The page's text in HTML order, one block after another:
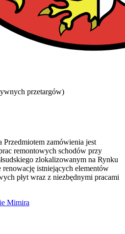
przetargów)
zamówienia jest
remontowych schodów przy
zlokalizowanym na Rynku
istniejących elementów
płyt wraz z niezbędnymi pracami
Mimira